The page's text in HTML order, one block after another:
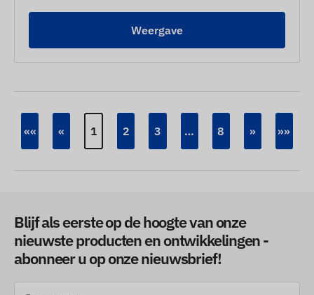
Weergave
«« « 1 2 3 … 8 » »»
Blijf als eerste op de hoogte van onze
nieuwste producten en ontwikkelingen -
abonneer u op onze nieuwsbrief!